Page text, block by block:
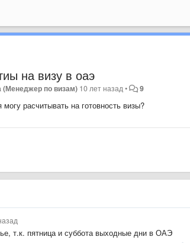
на визу в оаэ
по визам) 10 лет назад • 9
расчитывать на готовность визы?
т.к. пятница и суббота выходные дни в ОАЭ